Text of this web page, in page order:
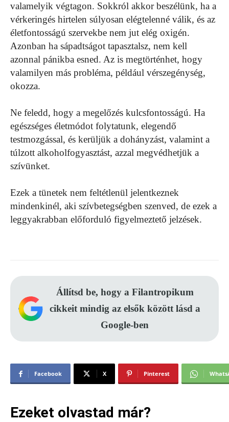
valamelyik végtagon. Sokkról akkor beszélünk, ha a
vérkeringés hirtelen súlyosan elégtelenné válik, és az
életfontosságú szervekbe nem jut elég oxigén.
Azonban ha sápadtságot tapasztalsz, nem kell
azonnal pánikba esned. Az is megtörténhet, hogy
valamilyen más probléma, például vérszegénység,
okozza.
Ne feledd, hogy a megelőzés kulcsfontosságú. Ha
egészséges életmódot folytatunk, elegendő
testmozgással, és kerüljük a dohányzást, valamint a
túlzott alkoholfogyasztást, azzal megvédhetjük a
szívünket.
Ezek a tünetek nem feltétlenül jelentkeznek
mindenkinél, aki szívbetegségben szenved, de ezek a
leggyakrabban előforduló figyelmeztető jelzések.
Állítsd be, hogy a Filantropikum
cikkeit mindig az elsők között lásd a
Google-ben
Facebook X Pinterest
Ezeket olvastad már?